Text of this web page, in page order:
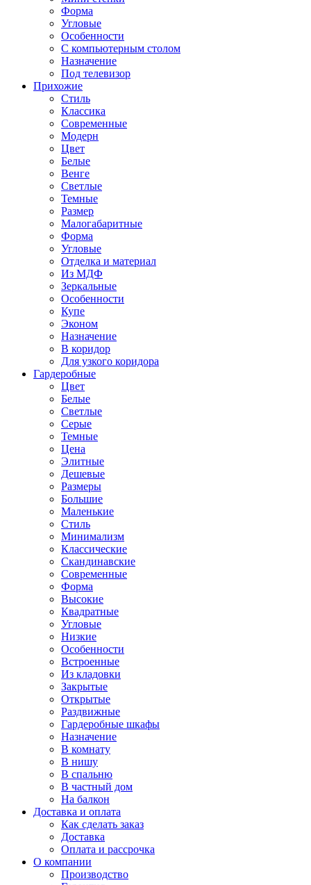
Форма
Угловые
Особенности
С компьютерным столом
Назначение
Под телевизор
Прихожие
Стиль
Классика
Современные
Модерн
Цвет
Белые
Венге
Светлые
Темные
Размер
Малогабаритные
Форма
Угловые
Отделка и материал
Из МДФ
Зеркальные
Особенности
Купе
Эконом
Назначение
В коридор
Для узкого коридора
Гардеробные
Цвет
Белые
Светлые
Серые
Темные
Цена
Элитные
Дешевые
Размеры
Большие
Маленькие
Стиль
Минимализм
Классические
Скандинавские
Современные
Форма
Высокие
Квадратные
Угловые
Низкие
Особенности
Встроенные
Из кладовки
Закрытые
Открытые
Раздвижные
Гардеробные шкафы
Назначение
В комнату
В нишу
В спальню
В частный дом
На балкон
Доставка и оплата
Как сделать заказ
Доставка
Оплата и рассрочка
О компании
Производство